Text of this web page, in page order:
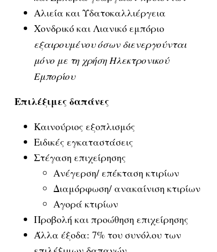
Αλιεία και Υδατοκαλλιέργεια
Χονδρικό και Λιανικό εμπόριο
εξαιρουμένου όσων διενεργούνται
μόνο με τη χρήση Ηλεκτρονικού
Εμπορίου
Επιλέξιμες δαπάνες
Καινούριος εξοπλισμός
Ειδικές εγκαταστάσεις
Στέγαση επιχείρησης
Ανέγερση/ επέκταση κτιρίων
Διαμόρφωση/ ανακαίνιση κτιρίων
Αγορά κτιρίων
Προβολή και προώθηση επιχείρησης
Άλλα έξοδα: 7% του συνόλου των